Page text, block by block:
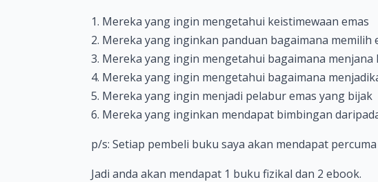
1. Mereka yang ingin mengetahui keistimewaan emas
2. Mereka yang inginkan panduan bagaimana
3. Mereka yang ingin mengetahui bagaimana
4. Mereka yang ingin mengetahui bagaimana
5. Mereka yang ingin menjadi pelabur emas yang bijak
6. Mereka yang inginkan mendapat bimbingan
p/s: Setiap pembeli buku saya akan mendapat
Jadi anda akan mendapat 1 buku fizikal dan 2 ebook.